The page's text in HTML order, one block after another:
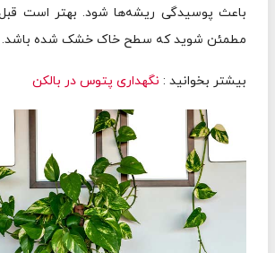
باعث پوسیدگی ریشه‌ها شود. بهتر است قبل
مطمئن شوید که سطح خاک خشک شده باشد.
بیشتر بخوانید : نگهداری پتوس در بالکن